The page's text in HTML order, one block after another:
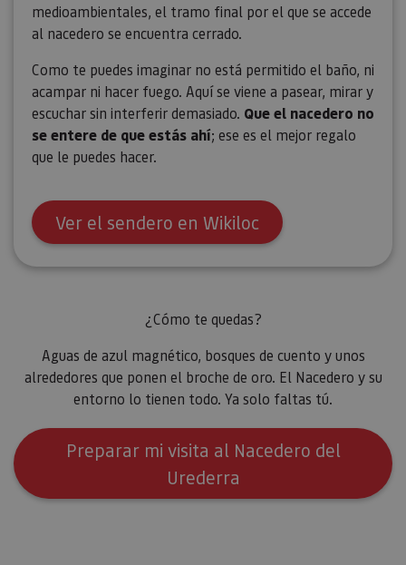
medioambientales, el tramo final por el que se accede
al nacedero se encuentra cerrado.
Como te puedes imaginar no está permitido el baño, ni
acampar ni hacer fuego. Aquí se viene a pasear, mirar y
escuchar sin interferir demasiado. Que el nacedero no
se entere de que estás ahí; ese es el mejor regalo
que le puedes hacer.
Ver el sendero en Wikiloc
¿Cómo te quedas?
Aguas de azul magnético, bosques de cuento y unos
alrededores que ponen el broche de oro. El Nacedero y su
entorno lo tienen todo. Ya solo faltas tú.
Preparar mi visita al Nacedero del
Urederra